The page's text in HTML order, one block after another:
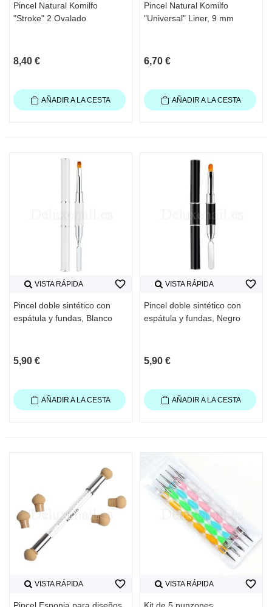
Pincel Natural Komilfo
"Stroke" 2 Ovalado
8,40 €
AÑADIR A LA CESTA
Pincel Natural Komilfo
"Universal" Liner, 9 mm
6,70 €
AÑADIR A LA CESTA
VISTA RÁPIDA
Pincel doble sintético con
espátula y fundas, Blanco
5,90 €
favorite_border
AÑADIR A LA CESTA
VISTA RÁPIDA
Pincel doble sintético con
espátula y fundas, Negro
5,90 €
favorite_border
AÑADIR A LA CESTA
VISTA RÁPIDA favorite_border VISTA RÁPIDA favorite_border